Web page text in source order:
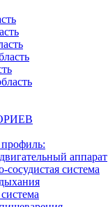
аппарат
сосудистая система